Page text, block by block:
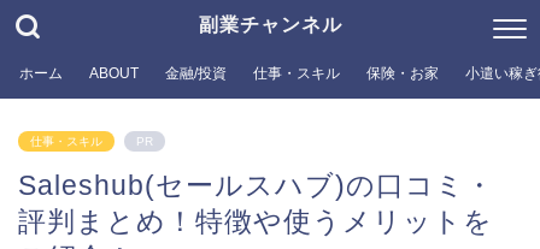
副業チャンネル
ホーム ABOUT 金融/投資 仕事・スキル 保険・お家 小遣い稼
仕事・スキル PR
Saleshub(セールスハブ)の口コミ・
評判まとめ！特徴や使うメリットを